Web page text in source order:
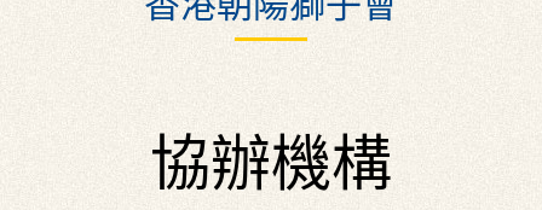
協辦機構